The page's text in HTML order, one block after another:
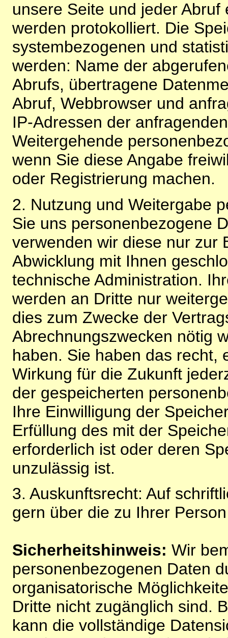
unsere Seite und jeder
werden protokolliert. Die
systembezogenen und
werden: Name der
Abrufs, übertragene
Abruf, Webbrowser und
IP-Adressen der
Weitergehende
wenn Sie diese Angabe
oder Registrierung machen.
2. Nutzung und Weitergabe
Sie uns personenbezogene
verwenden wir diese nur zur
Abwicklung mit Ihnen
technische Administration.
werden an Dritte nur
dies zum Zwecke der
Abrechnungszwecken nötig
haben. Sie haben das recht,
Wirkung für die Zukunft
der gespeicherten
Ihre Einwilligung der
Erfüllung des mit der
erforderlich ist oder deren
unzulässig ist.
3. Auskunftsrecht: Auf
gern über die zu Ihrer
Sicherheitshinweis: Wir
personenbezogenen Daten
organisatorische
Dritte nicht zugänglich sind.
kann die vollständige